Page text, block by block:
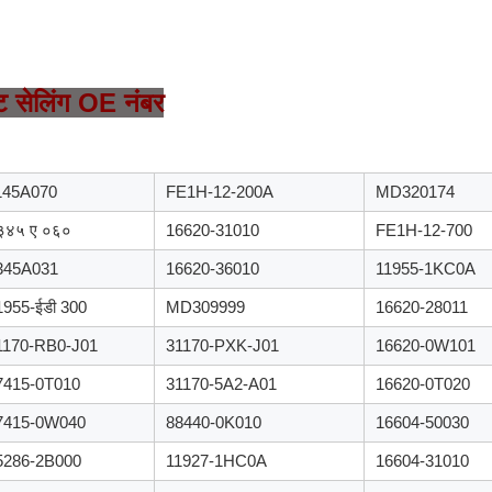
सेलिंग OE नंबर
FE1H-12-200A MD320174
ए ०६० 16620-31010 FE1H-12-700
16620-36010 11955-1KC0A
ईडी 300 MD309999 16620-28011
RB0-J01 31170-PXK-J01 16620-0W101
0T010 31170-5A2-A01 16620-0T020
0W040 88440-0K010 16604-50030
2B000 11927-1HC0A 16604-31010